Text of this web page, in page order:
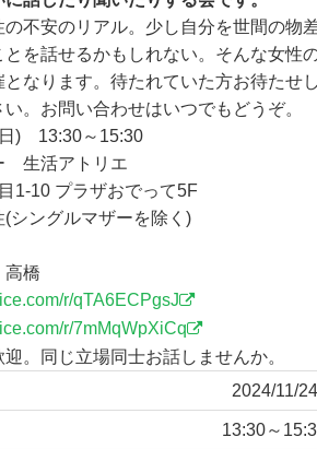
不安のリアル。少し自分を世間の物
を話せるかもしれない。そんな女性
なります。待たれていた方お待たせし
。お問い合わせはいつでもどうぞ。
日) 13:30～15:30
生活アトリエ
プラザおでって5F
シングルマザーを除く)
橋
r/qTA6ECPgsJ
r/7mMqWpXiCq
。同じ立場同士お話しませんか。
2024/11/24
13:30～